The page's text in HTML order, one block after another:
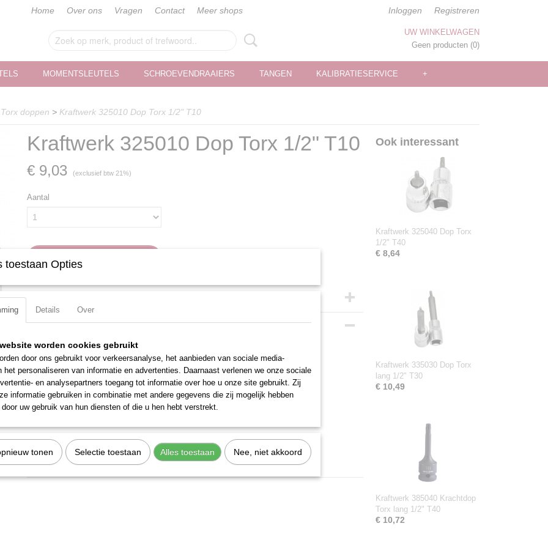
Home Over ons Vragen Contact Meer shops Inloggen Registreren
UW WINKELWAGEN
Geen producten (0)
MOMENTSLEUTELS SCHROEVENDRAAIERS TANGEN KALIBRATIESERVICE +
Torx doppen > Kraftwerk 325010 Dop Torx 1/2" T10
Kraftwerk 325010 Dop Torx 1/2" T10
€ 9,03 (exclusief btw 21%)
Aantal
Productcode leverancier
Omschrijving
Verchroomd en voorzien van een gekartelde rand.
Uitvoering: Torx
Materiaal: S2 Staal
Totale lengte: 56 mm
Maat: T10
Aandrijfgrootte: 1/2 inch
Ook interessant
Kraftwerk 325040 Dop Torx
1/2" T40
€ 8,64
Kraftwerk 335030 Dop Torx
lang 1/2" T30
€ 10,49
Kraftwerk 385040 Krachtdop
Torx lang 1/2" T40
€ 10,72
toestaan Opties
Details Over
worden cookies gebruikt
door ons gebruikt voor verkeersanalyse, het aanbieden van sociale media-
het personaliseren van informatie en advertenties. Daarnaast verlenen we onze sociale
en analysepartners toegang tot informatie over hoe u onze site gebruikt. Zij
informatie gebruiken in combinatie met andere gegevens die zij mogelijk hebben
uw gebruik van hun diensten of die u hen hebt verstrekt.
tonen Selectie toestaan Alles toestaan Nee, niet akkoord